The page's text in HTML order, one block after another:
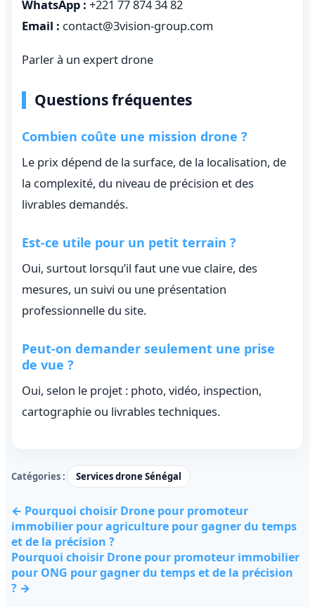
WhatsApp : +221 77 874 34 82
Email : contact@3vision-group.com
Parler à un expert drone
Questions fréquentes
Combien coûte une mission drone ?
Le prix dépend de la surface, de la localisation, de
la complexité, du niveau de précision et des
livrables demandés.
Est-ce utile pour un petit terrain ?
Oui, surtout lorsqu’il faut une vue claire, des
mesures, un suivi ou une présentation
professionnelle du site.
Peut-on demander seulement une prise
de vue ?
Oui, selon le projet : photo, vidéo, inspection,
cartographie ou livrables techniques.
Catégories : Services drone Sénégal
← Pourquoi choisir Drone pour promoteur
immobilier pour agriculture pour gagner du temps
et de la précision ?
Pourquoi choisir Drone pour promoteur immobilier
pour ONG pour gagner du temps et de la précision
? →